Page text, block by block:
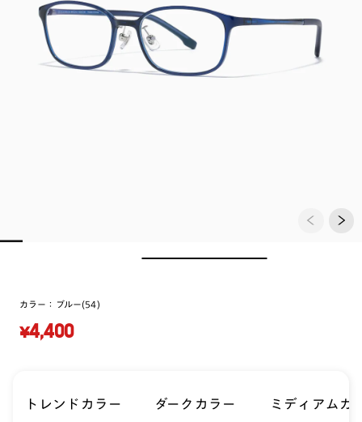
カラー： ブルー(54)
¥4,400
トレンドカラー ダークカラー ミディアムカ